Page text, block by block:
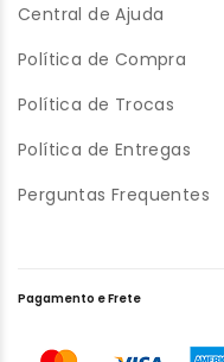
Central de Ajuda
Política de Compra
Política de Trocas
Política de Entregas
Perguntas Frequentes
Pagamento e Frete